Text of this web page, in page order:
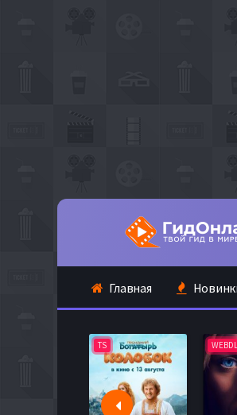
Главная
TS WEBDL